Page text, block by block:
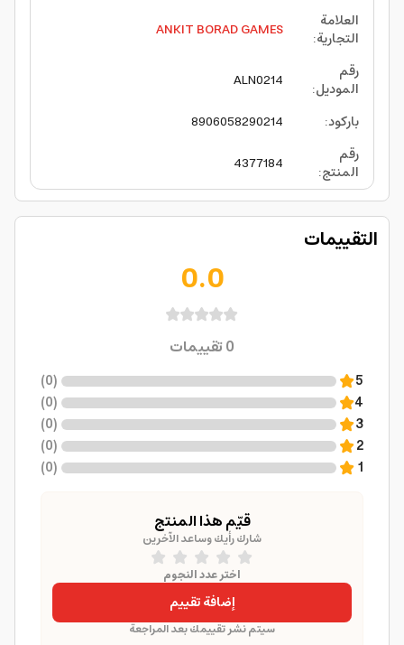
العلامة
التجارية:
ANKIT BORAD GAMES
رقم
الموديل:
ALN0214
باركود:
8906058290214
رقم
المنتج:
4377184
التقييمات
0.0
0تقييمات
5
(
0
)
4
(
0
)
3
(
0
)
2
(
0
)
1
(
0
)
قيّم هذا المنتج
شارك رأيك وساعد الآخرين
اختر عدد النجوم
إضافة تقييم
سيتم نشر تقييمك بعد المراجعة